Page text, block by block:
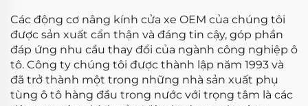
Các động cơ nâng kính cửa xe OEM của chúng tôi
được sản xuất cẩn thận và đáng tin cậy, góp phần
đáp ứng nhu cầu thay đổi của ngành công nghiệp ô
tô. Công ty chúng tôi được thành lập năm 1993 và
đã trở thành một trong những nhà sản xuất phụ
tùng ô tô hàng đầu trong nước với trọng tâm là các